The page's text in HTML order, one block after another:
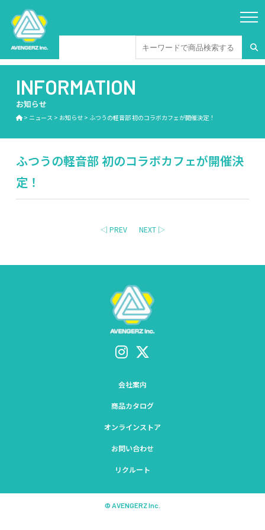
INFORMATION
お知らせ
> ニュース > お知らせ> ふつうの軽音部 初のコラボカフェが開催決定！
ふつうの軽音部 初のコラボカフェが開催決
定！
◁ PREV NEXT ▷
会社案内
商品カタログ
オンラインストア
お問い合わせ
リクルート
© AVENGERZ Inc.